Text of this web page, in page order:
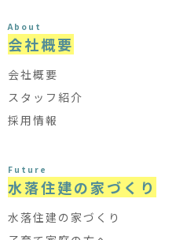
About
会社概要
会社概要
スタッフ紹介
採用情報
Future
水落住建の家づくり
水落住建の家づくり